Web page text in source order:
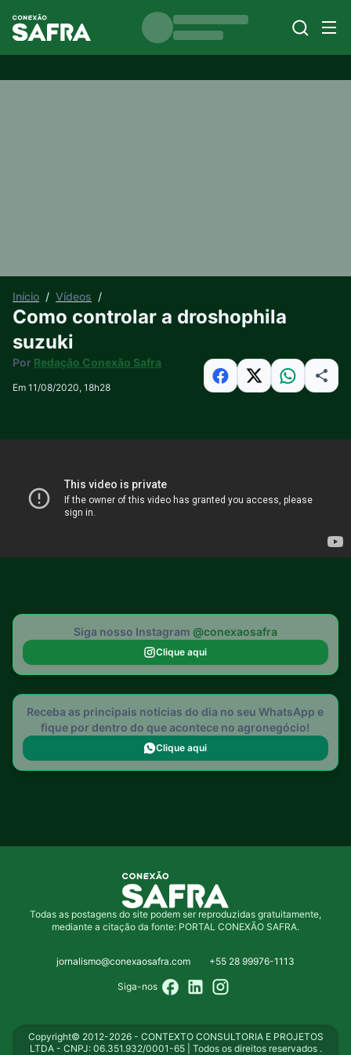
Início / Vídeos /
Como controlar a droshophila
suzuki
Por Redação Conexão Safra
Em 11/08/2020, 18h28
Siga nosso Instagram @conexaosafra
Clique aqui
Receba as principais notícias do dia no seu WhatsApp e
fique por dentro do que acontece no agronegócio!
Clique aqui
Todas as postagens do site podem ser reproduzidas gratuitamente,
mediante a citação da fonte: PORTAL CONEXÃO SAFRA.
jornalismo@conexaosafra.com +55 28 99976-1113
Siga-nos
Copyright© 2012-2026 - CONTEXTO CONSULTORIA E PROJETOS
LTDA - CNPJ: 06.351.932/0001-65 | Todos os direitos reservados .